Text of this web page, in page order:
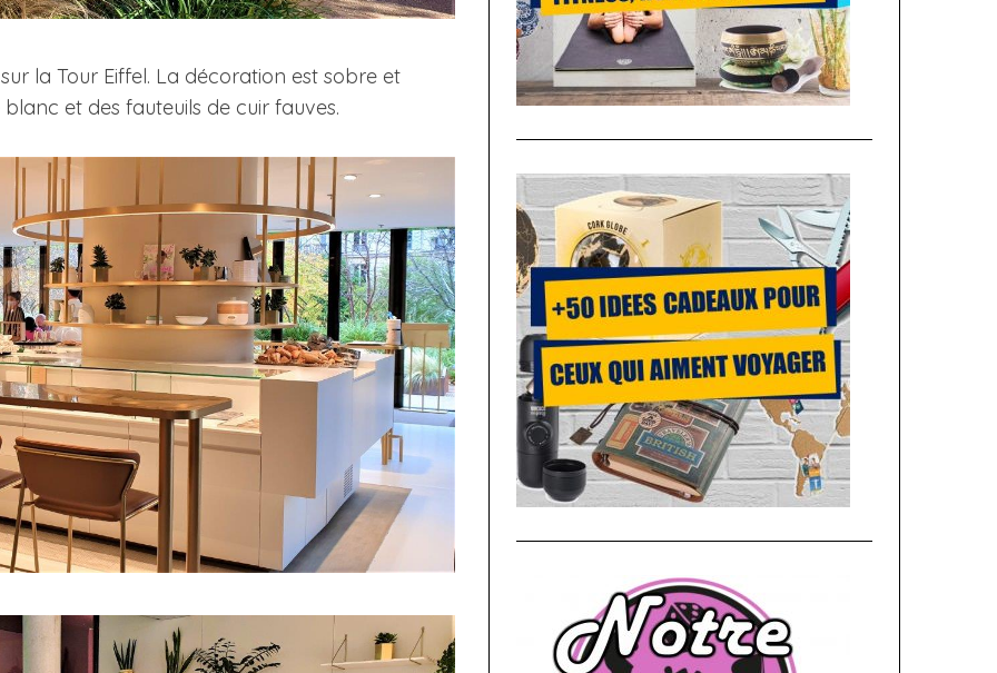
la Tour Eiffel. La décoration est sobre et
et des fauteuils de cuir fauves.